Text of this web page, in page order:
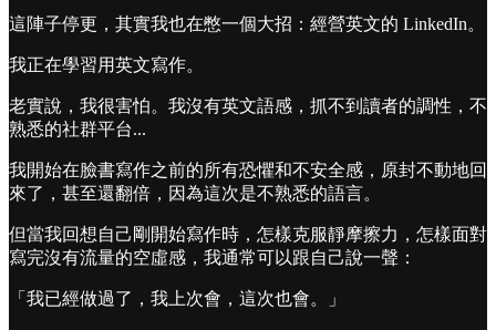
這陣子停更，其實我也在憋一個大招：經營英文的 LinkedIn。
我正在學習用英文寫作。
老實說，我很害怕。我沒有英文語感，抓不到讀者的調性，不
熟悉的社群平台...
我開始在臉書寫作之前的所有恐懼和不安全感，原封不動地回
來了，甚至還翻倍，因為這次是不熟悉的語言。
但當我回想自己剛開始寫作時，怎樣克服靜摩擦力，怎樣面對
寫完沒有流量的空虛感，我通常可以跟自己說一聲：
「我已經做過了，我上次會，這次也會。」